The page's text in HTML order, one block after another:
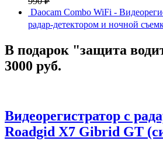
Daocam Combo WiFi -
радар-детектором и ночной
В подарок "защита
3000 руб.
Видеорегистратор с
Roadgid X7 Gibrid GT